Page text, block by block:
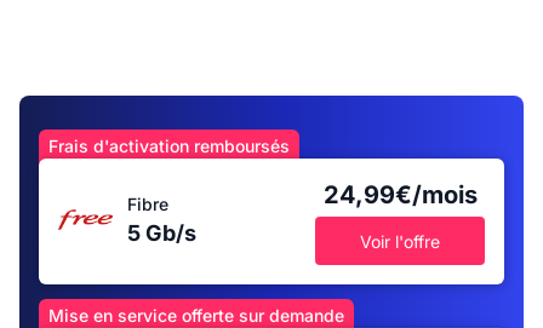
Frais d'activation remboursés
Fibre
5 Gb/s
24,99€/mois
Voir l'offre
Mise en service offerte sur demande